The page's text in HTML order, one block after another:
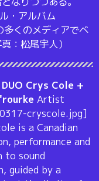
・アルバム
多くのメディアでベ
：松尾宇人）
Crys Cole +
Artist
cryscole.jpg]
is a Canadian
performance and
to sound
guided by a